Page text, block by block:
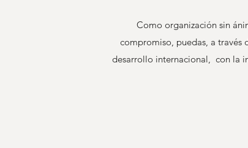
Como organización sin
compromiso, puedas, a través
desarrollo internacional, con la